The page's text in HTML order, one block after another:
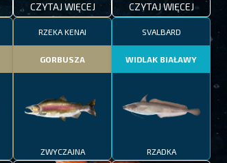
CZYTAJ WIĘCEJ CZYTAJ WIĘCEJ
RZEKA KENAI
GORBUSZA
ZWYCZAJNA
SVALBARD
WIDLAK BIAŁAWY
RZADKA